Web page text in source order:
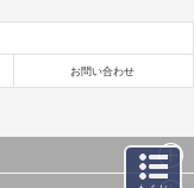
お問い合わせ